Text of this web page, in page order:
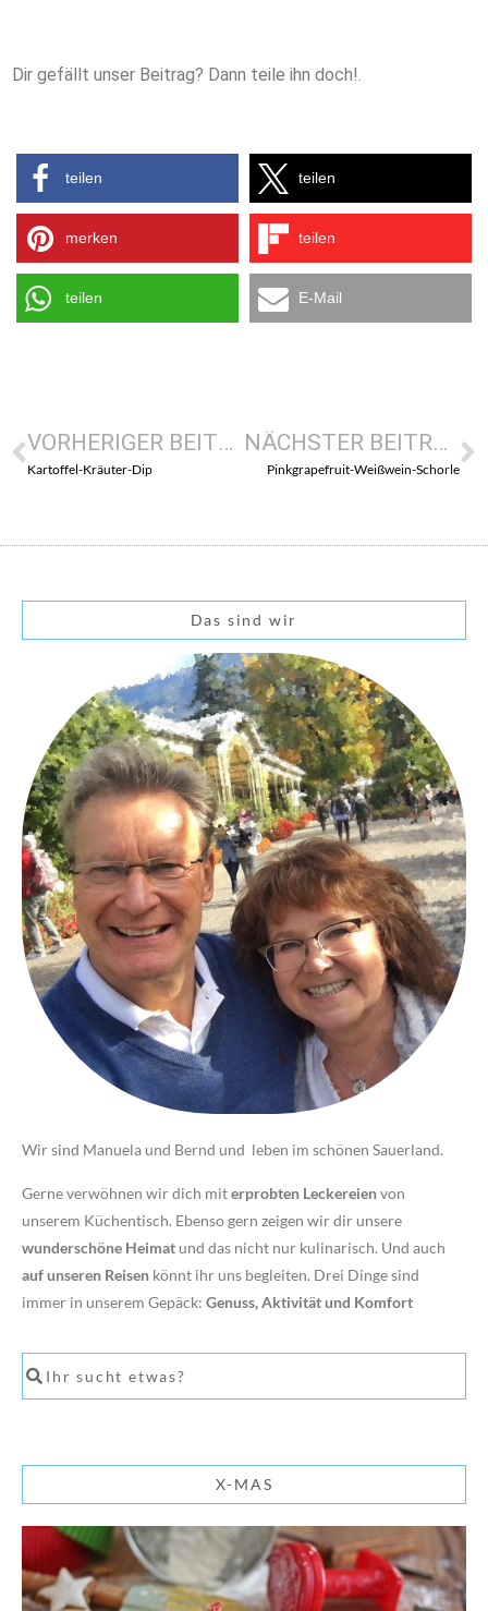
Dir gefällt unser Beitrag? Dann teile ihn doch!.
teilen teilen
merken teilen
teilen E-Mail
VORHERIGER BEITRAG
Kartoffel-Kräuter-Dip
NÄCHSTER BEITRAG
Pinkgrapefruit-Weißwein-Schorle
Das sind wir
Wir sind Manuela und Bernd und leben im schönen Sauerland.
Gerne verwöhnen wir dich miterprobten Leckereienvon
unserem Küchentisch. Ebenso gern zeigen wir dir unsere
wunderschöne Heimat und das nicht nur kulinarisch. Und auch
auf unseren Reisen könnt ihr uns begleiten. Drei Dinge sind
immer in unserem Gepäck: Genuss, Aktivität und Komfort
X-MAS